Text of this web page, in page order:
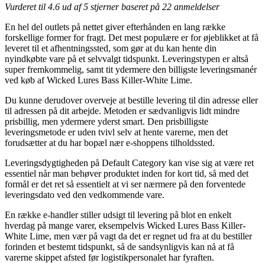
Vurderet til 4.6 ud af 5 stjerner baseret på 22 anmeldelser
En hel del outlets på nettet giver efterhånden en lang række
forskellige former for fragt. Det mest populære er for øjeblikket at få
leveret til et afhentningssted, som gør at du kan hente din
nyindkøbte vare på et selvvalgt tidspunkt. Leveringstypen er altså
super fremkommelig, samt tit ydermere den billigste leveringsmanér
ved køb af Wicked Lures Bass Killer-White Lime.
Du kunne derudover overveje at bestille levering til din adresse eller
til adressen på dit arbejde. Metoden er sædvanligvis lidt mindre
prisbillig, men ydermere yderst smart. Den prisbilligste
leveringsmetode er uden tvivl selv at hente varerne, men det
forudsætter at du har bopæl nær e-shoppens tilholdssted.
Leveringsdygtigheden på Default Category kan vise sig at være ret
essentiel når man behøver produktet inden for kort tid, så med det
formål er det ret så essentielt at vi ser nærmere på den forventede
leveringsdato ved den vedkommende vare.
En række e-handler stiller udsigt til levering på blot en enkelt
hverdag på mange varer, eksempelvis Wicked Lures Bass Killer-
White Lime, men vær på vagt da det er regnet ud fra at du bestiller
forinden et bestemt tidspunkt, så de sandsynligvis kan nå at få
varerne skippet afsted før logistikpersonalet har fyraften.